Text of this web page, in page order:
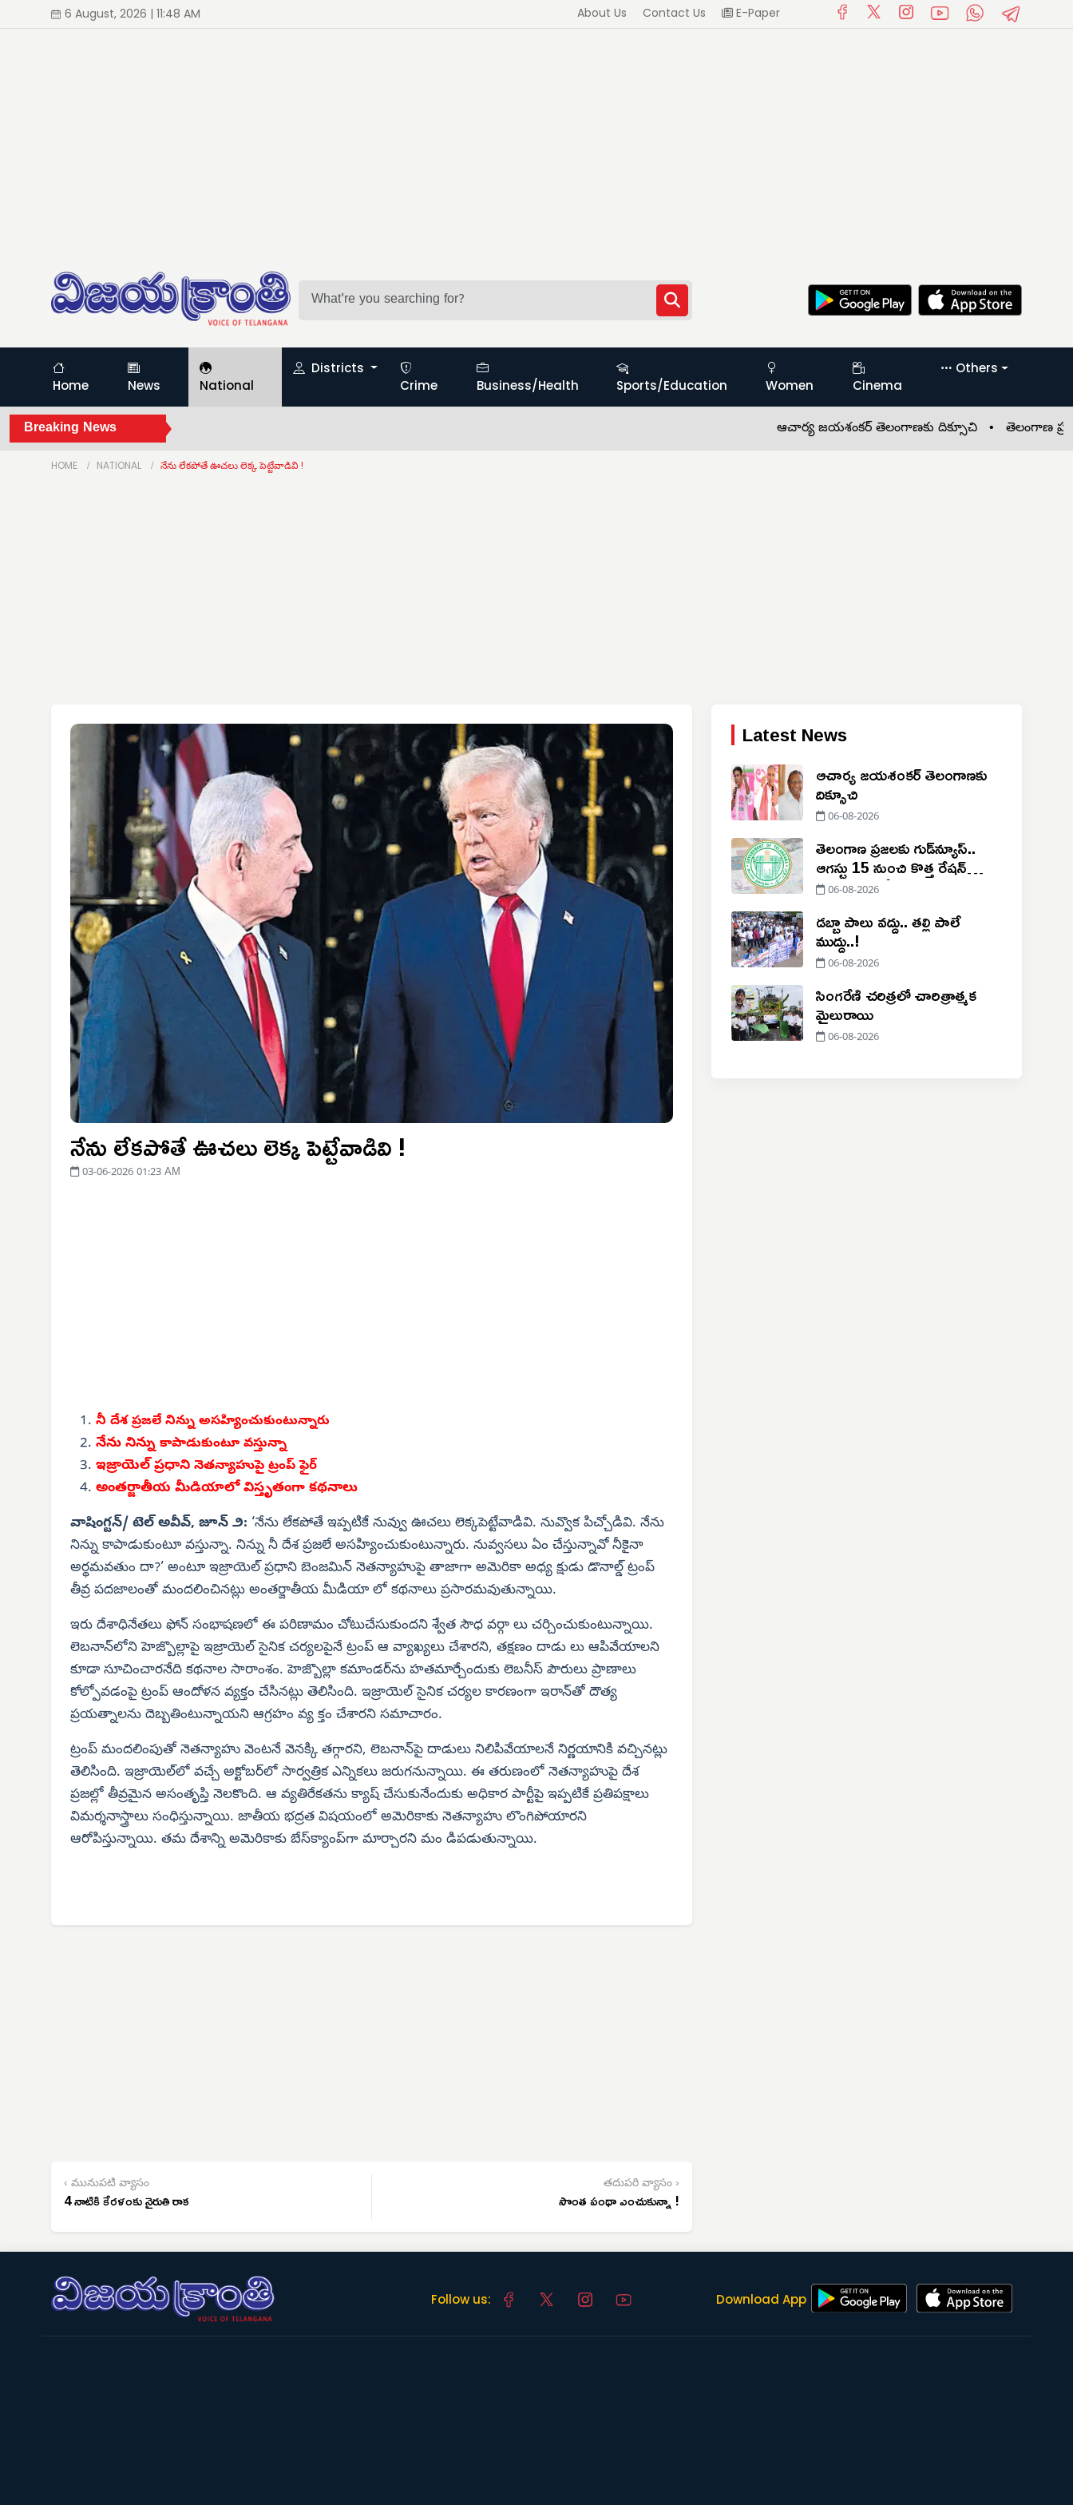
6 August, 2026 | 11:48 AM About Us Contact Us E-Paper
Home News National
Districts
Crime
Business/Health Sports/Education Women Cinema
Others
Breaking News ఆచార్య జయశంకర్ తెలంగాణకు దిక్సూచి •తెలంగాణ ప్రజలకు
HOME NATIONAL నేను లేకపోతే ఊచలు లెక్క పెట్టేవాడివి !
నేను లేకపోతే ఊచలు లెక్క పెట్టేవాడివి !
03-06-2026 01:23 AM
నీ దేశ ప్రజలే నిన్ను అసహ్యించుకుంటున్నారు
నేను నిన్ను కాపాడుకుంటూ వస్తున్నా
ఇజ్రాయెల్ ప్రధాని నెతన్యాహుపై ట్రంప్ ఫైర్
అంతర్జాతీయ మీడియాలో విస్తృతంగా కథనాలు
వాషింగ్టన్/ టెల్ అవీవ్, జూన్ ౨: ‘నేను లేకపోతే ఇప్పటికే నువ్వు ఊచలు లెక్కపెట్టేవాడివి. నువ్వొక పిచ్చోడివి. నేను
నిన్ను కాపాడుకుంటూ వస్తున్నా. నిన్ను నీ దేశ ప్రజలే అసహ్యించుకుంటున్నారు. నువ్వసలు ఏం చేస్తున్నావో నీకైనా
అర్థమవతుం దా?’ అంటూ ఇజ్రాయెల్ ప్రధాని బెంజమిన్ నెతన్యాహుపై తాజాగా అమెరికా అధ్య క్షుడు డొనాల్డ్ ట్రంప్
తీవ్ర పదజాలంతో మందలించినట్లు అంతర్జాతీయ మీడియా లో కథనాలు ప్రసారమవుతున్నాయి.
ఇరు దేశాధినేతలు ఫోన్ సంభాషణలో ఈ పరిణామం చోటుచేసుకుందని శ్వేత సౌధ వర్గా లు చర్చించుకుంటున్నాయి.
లెబనాన్‌లోని హెజ్బొల్లాపై ఇజ్రాయెల్ సైనిక చర్యలపైనే ట్రంప్ ఆ వ్యాఖ్యలు చేశారని, తక్షణం దాడు లు ఆపివేయాలని
కూడా సూచించారనేది కథనాల సారాంశం. హెజ్బొల్లా కమాండర్‌ను హతమార్చేందుకు లెబనీస్ పౌరులు ప్రాణాలు
కోల్పోవడంపై ట్రంప్ ఆందోళన వ్యక్తం చేసినట్లు తెలిసింది. ఇజ్రాయెల్ సైనిక చర్యల కారణంగా ఇరాన్‌తో దౌత్య
ప్రయత్నాలను దెబ్బతింటున్నాయని ఆగ్రహం వ్య క్తం చేశారని సమాచారం.
ట్రంప్ మందలింపుతో నెతన్యాహు వెంటనే వెనక్కి తగ్గారని, లెబనాన్‌పై దాడులు నిలిపివేయాలనే నిర్ణయానికి వచ్చినట్లు
తెలిసింది. ఇజ్రాయెల్‌లో వచ్చే అక్టోబర్‌లో సార్వత్రిక ఎన్నికలు జరుగనున్నాయి. ఈ తరుణంలో నెతన్యాహుపై దేశ
ప్రజల్లో తీవ్రమైన అసంతృప్తి నెలకొంది. ఆ వ్యతిరేకతను క్యాష్ చేసుకునేందుకు అధికార పార్టీపై ఇప్పటికే ప్రతిపక్షాలు
విమర్శనాస్త్రాలు సంధిస్తున్నాయి. జాతీయ భద్రత విషయంలో అమెరికాకు నెతన్యాహు లొంగిపోయారని
ఆరోపిస్తున్నాయి. తమ దేశాన్ని అమెరికాకు బేస్‌క్యాంప్‌గా మార్చారని మం డిపడుతున్నాయి.
‹ మునుపటి వ్యాసం
4 నాటికి కేరళంకు నైరుతి రాక
తదుపరి వ్యాసం ›
సొంత పంథా ఎంచుకున్నా !
Latest News
ఆచార్య జయశంకర్ తెలంగాణకు
దిక్సూచి
06-08-2026
తెలంగాణ ప్రజలకు గుడ్‌న్యూస్..
ఆగస్టు 15 నుంచి కొత్త రేషన్
కార్డుల పంపిణీ
06-08-2026
డబ్బా పాలు వద్దు.. తల్లి పాలే
ముద్దు..!
06-08-2026
సింగరేణి చరిత్రలో చారిత్రాత్మక
మైలురాయి
06-08-2026
Follow us: Download App